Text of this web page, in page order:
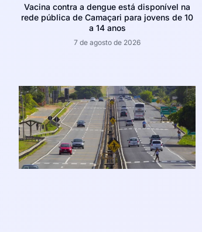
Vacina contra a dengue está disponível na
rede pública de Camaçari para jovens de 10
a 14 anos
7 de agosto de 2026